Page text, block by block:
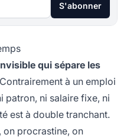
S'abonner
qui sépare les
Contrairement à un emploi
patron, ni salaire fixe, ni
est à double tranchant.
on procrastine, on